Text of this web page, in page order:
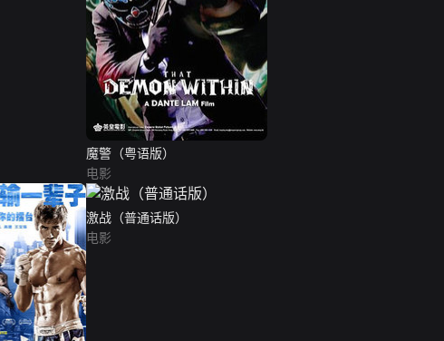
魔警（粤语版）
电影
激战（普通话版）
电影